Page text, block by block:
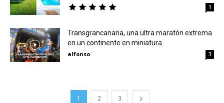
1
Transgrancanaria, una ultra maratón extrema
en un continente en miniatura
alfonso 3
1 2 3